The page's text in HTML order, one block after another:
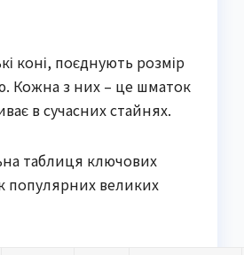
коні, поєднують розмір
Кожна з них – це шматок
в сучасних стайнях.
таблиця ключових
популярних великих